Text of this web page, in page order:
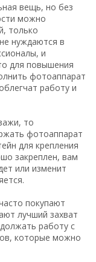
вещь, но без
можно
только
нуждаются в
и
для повышения
фотоаппарат
работу и
то
фотоаппарат
для крепления
закреплен, вам
или изменит
покупают
лучший захват
работу с
которые можно